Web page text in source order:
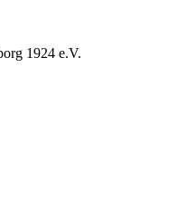
1924 e.V.